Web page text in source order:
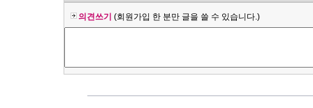
의견쓰기 (회원가입 한 분만 글을 쓸 수 있습니다.)